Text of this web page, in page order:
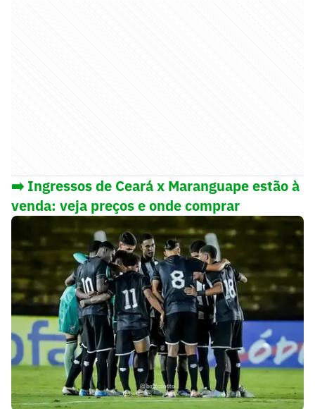
➡️ Ingressos de Ceará x Maranguape estão à
venda: veja preços e onde comprar